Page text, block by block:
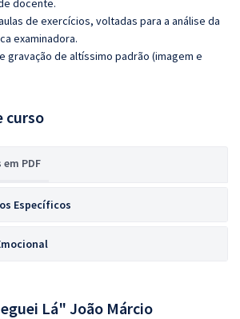
docente.
de exercícios, voltadas para a análise da
examinadora.
gravação de altíssimo padrão (imagem e
curso
PDF
Específicos
Lá" João Márcio